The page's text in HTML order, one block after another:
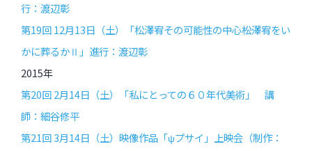
行：渡辺彰
第19回 12月13日（土）「松澤宥その可能性の中心――松澤宥をい
かに葬るかⅡ」進行：渡辺彰
2015年
第20回 2月14日（土）「私にとっての６０年代美術」 講
師：細谷修平
第21回 3月14日（土）映像作品「ψプサイ」上映会（制作：